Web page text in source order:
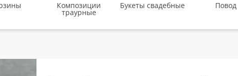
Композиции
траурные
Букеты свадебные Повод